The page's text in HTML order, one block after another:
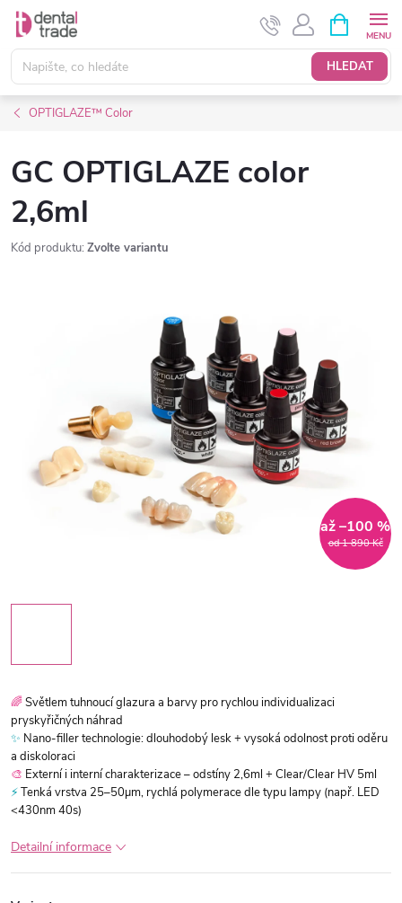
Přejít
obsah
HLEDAT
NÁKUPNÍ
KOŠÍK
OPTIGLAZE™ Color
GC OPTIGLAZE color
2,6ml
Kód produktu: Zvolte variantu
od 1 890 Kč
až –100 %
🌈Světlem tuhnoucí glazura a barvy pro rychlou individualizaci
pryskyřičných náhrad
✨ Nano-filler technologie: dlouhodobý lesk + vysoká odolnost proti oděru
a diskoloraci
🎨 Externí i interní charakterizace – odstíny 2,6ml + Clear/Clear HV 5ml
⚡Tenká vrstva 25–50µm, rychlá polymerace dle typu lampy (např. LED
<430nm 40s)
Detailní informace